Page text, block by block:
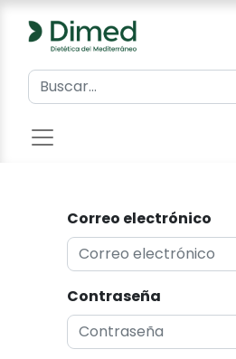
Correo electrónico
Contraseña